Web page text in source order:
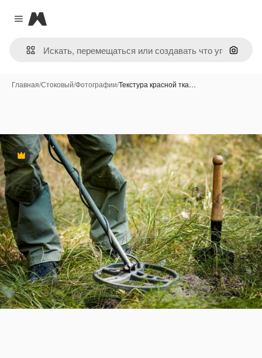
Close menu
Magnific
Поиск
Главная/Стоковый/Фотографии/Текстура красной тка…
Премиум